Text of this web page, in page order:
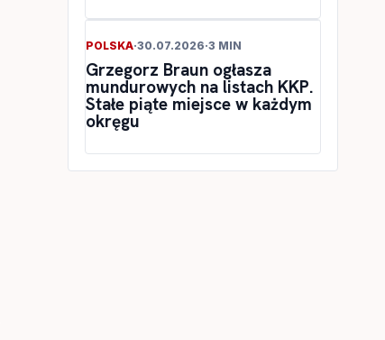
POLSKA·30.07.2026·3 MIN
Grzegorz Braun ogłasza
mundurowych na listach KKP.
Stałe piąte miejsce w każdym
okręgu